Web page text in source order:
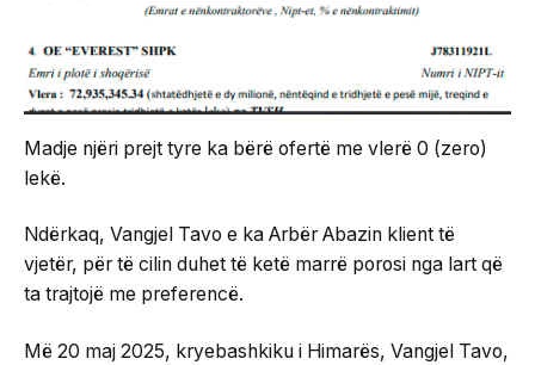
Madje njëri prejt tyre ka bërë ofertë me vlerë 0 (zero)
lekë.
Ndërkaq, Vangjel Tavo e ka Arbër Abazin klient të
vjetër, për të cilin duhet të ketë marrë porosi nga lart që
ta trajtojë me preferencë.
Më 20 maj 2025, kryebashkiku i Himarës, Vangjel Tavo,